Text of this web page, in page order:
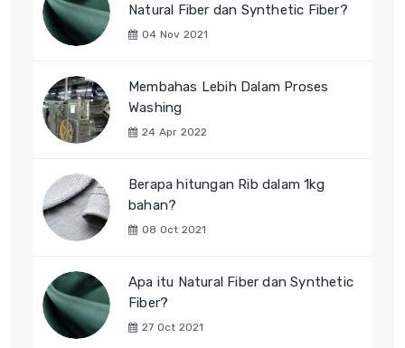
Natural Fiber dan Synthetic Fiber?
04 Nov 2021
Membahas Lebih Dalam Proses
Washing
24 Apr 2022
Berapa hitungan Rib dalam 1kg
bahan?
08 Oct 2021
Apa itu Natural Fiber dan Synthetic
Fiber?
27 Oct 2021